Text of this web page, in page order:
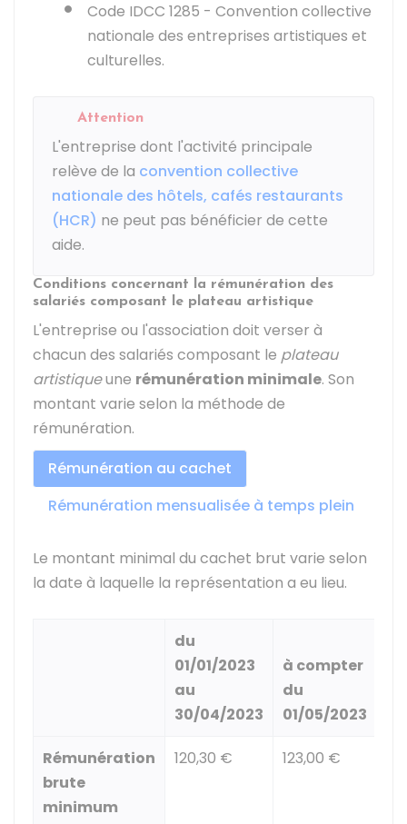
Code IDCC 1285 - Convention collective
nationale des entreprises artistiques et
culturelles.
Attention
L'entreprise dont l'activité principale
relève de la convention collective
nationale des hôtels, cafés restaurants
(HCR) ne peut pas bénéficier de cette
aide.
Conditions concernant la rémunération des
salariés composant le plateau artistique
L'entreprise ou l'association doit verser à
chacun des salariés composant le plateau
artistiqueune rémunération minimale. Son
montant varie selon la méthode de
rémunération.
Rémunération au cachet
Rémunération mensualisée à temps plein
Le montant minimal du cachet brut varie selon
la date à laquelle la représentation a eu lieu.
du
01/01/2023
au
30/04/2023
à compter
du
01/05/2023
Rémunération
brute
minimum
120,30 € 123,00 €